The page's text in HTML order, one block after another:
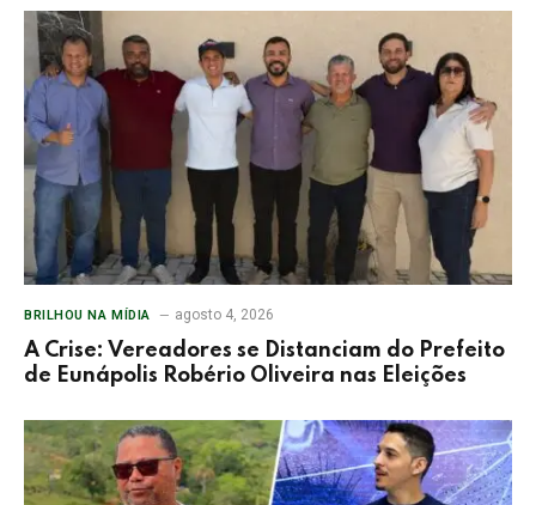
BRILHOU NA MÍDIA agosto 4, 2026
A Crise: Vereadores se Distanciam do Prefeito
de Eunápolis Robério Oliveira nas Eleições